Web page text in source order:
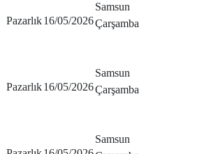
Pazarlık16/05/2026
Samsun
Çarşamba
Pazarlık16/05/2026
Samsun
Çarşamba
Samsun